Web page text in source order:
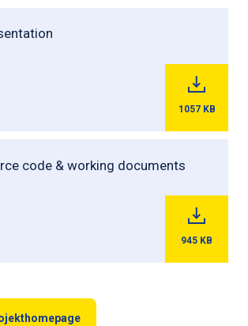
1057 KB
code & working documents
945 KB